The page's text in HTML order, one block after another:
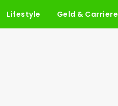
Lifestyle Geld & Carriere